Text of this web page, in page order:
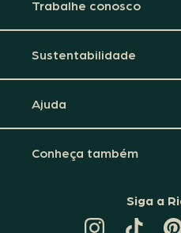
Trabalhe conosco
Sustentabilidade
Ajuda
Conheça também
Siga a